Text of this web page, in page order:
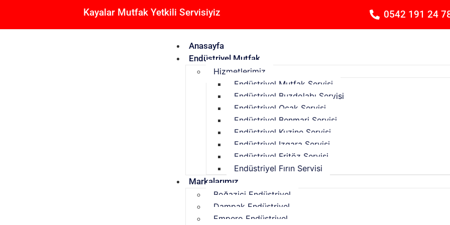
Kayalar Mutfak Yetkili Servisiyiz 0542 191 24
Anasayfa
Endüstriyel Mutfak
Hizmetlerimiz
Endüstriyel Mutfak Servisi
Endüstriyel Buzdolabı Servisi
Endüstriyel Ocak Servisi
Endüstriyel Benmari Servisi
Endüstriyel Kuzine Servisi
Endüstriyel Izgara Servisi
Endüstriyel Fritöz Servisi
Endüstriyel Fırın Servisi
Markalarımız
Boğaziçi Endüstriyel
Dampak Endüstriyel
Empero Endüstriyel